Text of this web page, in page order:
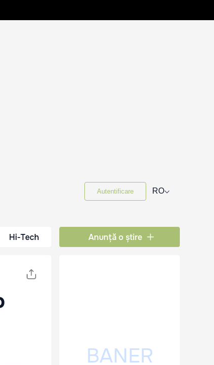
Autentificare RO⌵
Hi-Tech Anunță o știre